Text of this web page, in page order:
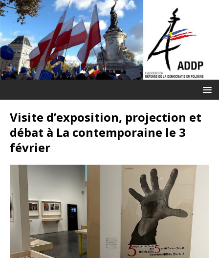
Visite d’exposition, projection et
débat à La contemporaine le 3
février